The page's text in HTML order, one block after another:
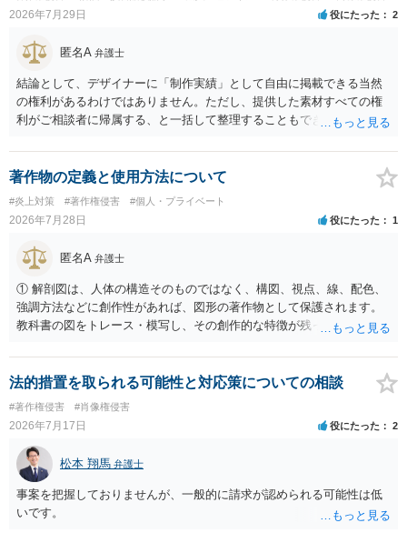
成否は、主に「専ら顧客吸引力の利用を目的とするか」という点で判
断されます。広告収益があることは「商業的目的」を強く示す要素で
すが、それだけで直ちに侵害となるわけではありません。完全無償・
非営利であれば「表現の自由」「創作物」としての側面が強く評価さ
れる可能性があります。一方、広告収益がある場合は「商業利用」と
しての色彩が強まり、リスクが高まる可能性があります。 公開前に変
更・確認しておく事項については、公開の場でアドバイスするにも限
界があるかと思うので、資料等を持参の上、弁護士に相談されること
も一つかと存じます。
2026年7月29日 役にたった 2
匿名A 弁護士
結論として、デザイナーに「制作実績」として自由に掲載できる当然
の権利があるわけではありません。ただし、提供した素材すべての権
利がご相談者に帰属する、と一括して整理することもできません。 ご
身が著作権者です。 他方、ブランド名、文字主体のロゴ、商品情報、
短いキャッチコピー、販売コンセプトなどは、通常、著作物には当た
りません。ただし、ロゴに独自の図形やイラスト等が含まれる場合に
は、その表現部分が著作物となる可能性があります。 また、人物写真
の著作権は撮影者に、肖像に関する権利は被写体本人に帰属します
（著作権法2条・17条）。 ウェブサイト全体に当然に著作権が生じる
わけではありません。デザイナーが独自に制作したイラストやバナー
等は別として、一般的なレイアウトや配色、依頼者から提供された素
材を希望に沿って配置した部分には、通常、著作物性は認められにく
いと考えられます。仮に具体的な画面構成の一部に創作性が認められ
ても、その権利は当該部分に限られ、ご相談者の写真や文章等を制作
実績として掲載する権限まで当然に生じるものではありません。 もっ
とも、契約書がなくても、見積書、メール、利用規約等に実績掲載へ
の同意があれば別です。また、単に制作を担当した事実を記載した
り、公開中のサイトへリンクしたりする行為まで当然に禁止できると
は限りません。 人物写真については、通常のSNSへの無断掲載と同
様、掲載目的、態様、必要性、本人の特定可能性等から判断されま
す。営業目的であり、本人も掲載を拒否していることは、違法性を認
める方向の事情となりますが、自動的に肖像権侵害となるわけではあ
りません。 まず、見積書、メール、チャット、デザイナーの利用規約
を確認したうえで、「提供素材及びこれを含む画面の複製・SNS掲載
著作物の定義と使用方法について
#炎上対策 #著作権侵害 #個人・プライベート
2026年7月28日 役にたった 1
匿名A 弁護士
① 解剖図は、人体の構造そのものではなく、構図、視点、線、配色、
強調方法などに創作性があれば、図形の著作物として保護されます。
教科書の図をトレース・模写し、その創作的な特徴が残っていれば、
も、SNSへの公開は私的使用には当たりません。 ② 出典を記載するだ
けでは、適法な引用にはなりません。自分の説明や批評が主で、図が
れ、必要な範囲に限られていることなどが必要です。勉強ノートの教
材として図そのものを中心的に掲載する場合、引用と認められにくい
でしょう。 文章についても、単に所々表現を変えただけで適法になる
とは限りません。医学上の事実を理解したうえで、ご自身の表現と構
成でまとめる必要があります。 安全にSNSで公開するには、教科書の
図をトレース・模写した部分は掲載せず、人体の構造という事実を基
に、自分で構図や表現を工夫して作図する方法が考えられます。ま
法的措置を取られる可能性と対応策についての相談
#著作権侵害 #肖像権侵害
2026年7月17日 役にたった 2
松本 翔馬 弁護士
事案を把握しておりませんが、一般的に請求が認められる可能性は低
いです。